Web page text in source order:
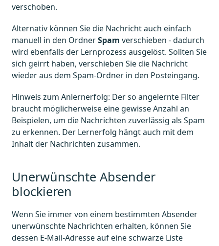
verschoben.
Alternativ können Sie die Nachricht auch einfach
manuell in den OrdnerSpam verschieben - dadurch
wird ebenfalls der Lernprozess ausgelöst. Sollten Sie
sich geirrt haben, verschieben Sie die Nachricht
wieder aus dem Spam-Ordner in den Posteingang.
Hinweis zum Anlernerfolg: Der so angelernte Filter
braucht möglicherweise eine gewisse Anzahl an
Beispielen, um die Nachrichten zuverlässig als Spam
zu erkennen. Der Lernerfolg hängt auch mit dem
Inhalt der Nachrichten zusammen.
Unerwünschte Absender
blockieren
Wenn Sie immer von einem bestimmten Absender
unerwünschte Nachrichten erhalten, können Sie
dessen E-Mail-Adresse auf eine schwarze Liste